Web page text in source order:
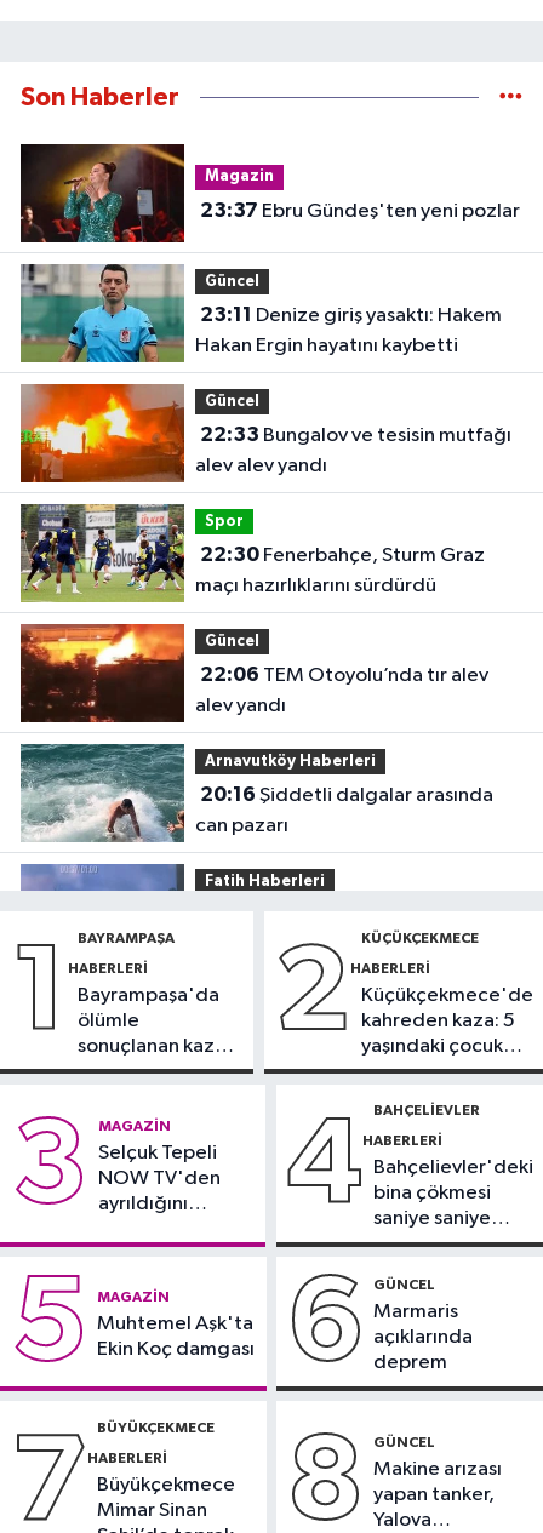
Son Haberler
Magazin
23:37 Ebru Gündeş'ten yeni pozlar
Güncel
23:11
Hakan Ergin hayatını kaybetti
Güncel
22:33
alev alev yandı
Spor
22:30Fenerbahçe, Sturm Graz
maçı hazırlıklarını sürdürdü
Güncel
22:06
alev yandı
Arnavutköy Haberleri
20:16
can pazarı
Fatih Haberleri
kamerada
Güncel
ormana sıçradı
17:46
orman yangını söndürüldü
balkonu yıkıldı
1 BAYRAMPAŞA
HABERLERI
Bayrampaşa'da
ölümle
sonuçlanan kaza:
Sürücü
2 KÜÇÜKÇEKMECE
HABERLERI
Küçükçekmece'de
kahreden kaza: 5
yaşındaki çocuk
yoğun bakımda
3 MAGAZIN
Selçuk Tepeli
NOW TV'den
ayrıldığını
4 BAHÇELIEVLER
HABERLERI
Bahçelievler'deki
bina çökmesi
saniye saniye
görüntülendi
5 MAGAZIN
Muhtemel Aşk'ta
Ekin Koç damgası
6 GÜNCEL
Marmaris
açıklarında
deprem
7 BÜYÜKÇEKMECE
HABERLERI
Büyükçekmece
Mimar Sinan
8 GÜNCEL
Makine arızası
yapan tanker,
Yalova